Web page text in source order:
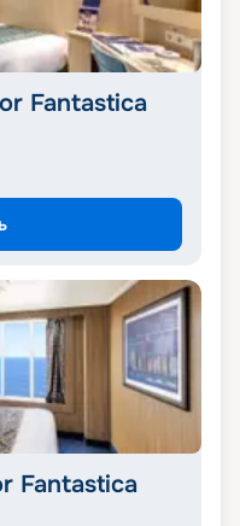
Fantastica
Fantastica